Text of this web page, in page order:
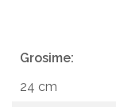
Grosime:
24 cm